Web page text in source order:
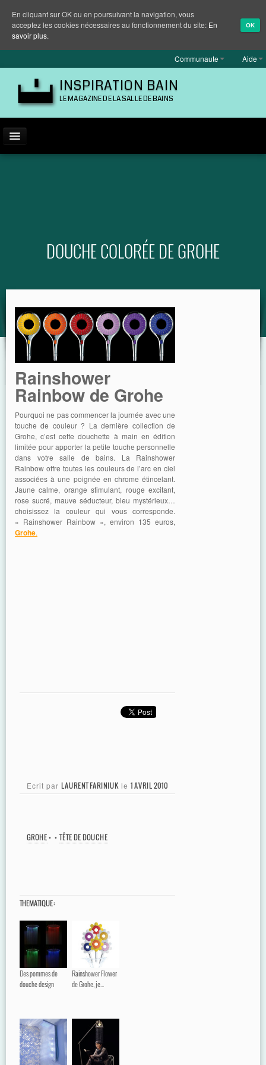
Communaute Aide
INSPIRATION BAIN
LE MAGAZINE DE LA SALLE DE BAINS
GUIDE
DOUCHE COLORÉE DE GROHE
Rainshower
Rainbow de Grohe
Pourquoi ne pas commencer la journée avec une
touche de couleur ? La dernière collection de
Grohe, c’est cette douchette à main en édition
limitée pour apporter la petite touche personnelle
dans votre salle de bains. La Rainshower
Rainbow offre toutes les couleurs de l’arc en ciel
associées à une poignée en chrome étincelant.
Jaune calme, orange stimulant, rouge excitant,
rose sucré, mauve séducteur, bleu mystérieux…
choisissez la couleur qui vous corresponde.
« Rainshower Rainbow », environ 135 euros,
Grohe.
Ecrit par LAURENT FARINIUK le 1 AVRIL 2010
GROHE• •TÊTE DE DOUCHE
THEMATIQUE :
Des pommes de
douche design
Rainshower Flower
de Grohe, je...
En cliquant sur OK ou en poursuivant la navigation, vous
acceptez les cookies nécessaires au fonctionnement du site: En
savoir plus.
OK